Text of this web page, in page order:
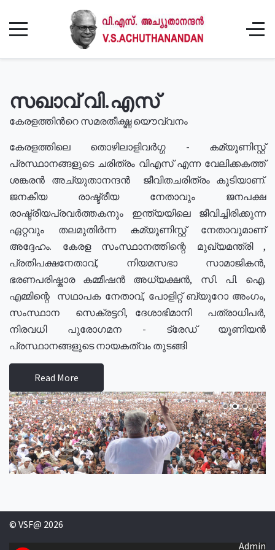
സഖാവ് വി.എസ്
കേരളത്തിൻറെ സമരതീക്ഷ്ണ യൌവ്വനം
കേരളത്തിലെ തൊഴിലാളിവർഗ്ഗ - കമ്യൂണിസ്റ്റ്
പ്രസ്ഥാനങ്ങളുടെ ചരിത്രം വിഎസ് എന്ന വേലിക്കകത്ത്
ശങ്കരൻ അച്യുതാനന്ദൻ ജീവിതചരിത്രം കൂടിയാണ്.
ജനകീയ രാഷ്ട്രീയ നേതാവും ജനപക്ഷ
രാഷ്ട്രീയപ്രവർത്തകനും ഇന്ത്യയിലെ ജീവിച്ചിരിക്കുന്ന
ഏറ്റവും തലമുതിർന്ന കമ്യൂണിസ്റ്റ് നേതാവുമാണ്
അദ്ദേഹം. കേരള സംസ്ഥാനത്തിന്റെ മുഖ്യമന്ത്രി ,
പ്രതിപക്ഷനേതാവ്, നിയമസഭാ സാമാജികൻ,
ഭരണപരിഷ്കാര കമ്മീഷൻ അധ്യക്ഷൻ, സി. പി. ഐ.
എമ്മിന്റെ സഥാപക നേതാവ്, പോളിറ്റ് ബ്യുറോ അംഗം,
സംസ്ഥാന സെക്രട്ടറി, ദേശാഭിമാനി പത്രാധിപർ,
നിരവധി പുരോഗമന - ട്രേഡ് യൂണിയൻ
പ്രസ്ഥാനങ്ങളുടെ നായകത്വം തുടങ്ങി
Read More
© VSF@ 2026
Admin